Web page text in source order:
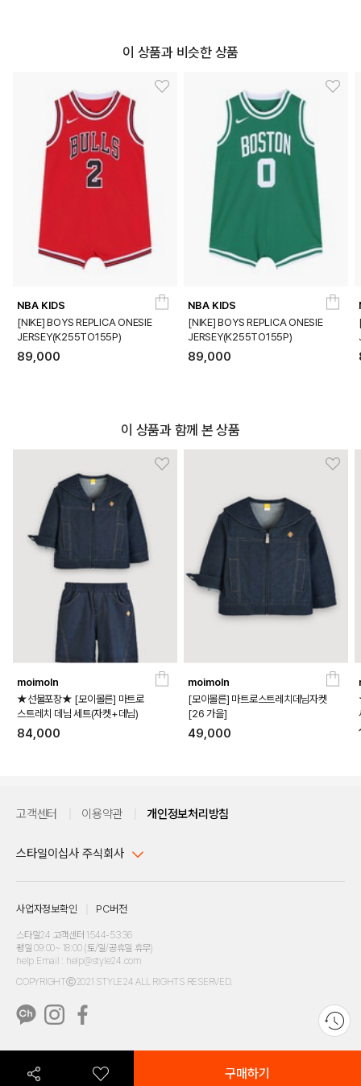
이 상품과 비슷한 상품
NBA KIDS
[NIKE] BOYS REPLICA ONESIE
JERSEY(K255TO155P)
89,000
NBA KIDS
[NIKE] BOYS REPLICA ONESIE
JERSEY(K255TO155P)
89,000
이 상품과 함께 본 상품
moimoln
★선물포장★ [모이몰른] 마트로
스트레치 데님 세트(자켓+데님)
84,000
moimoln
[모이몰른] 마트로스트레치데님자켓
[26 가을]
49,000
구매하기
고객센터 이용약관 개인정보처리방침
스타일이십사 주식회사
주소 : 서울시 강남구 논현로 633, 6층 (논현동, 한세엠케이빌딩)
사업자등록번호 : 116-81-32499
통신판매업신고번호 : 제 2024-서울강남-04239
개인정보보호책임자 : 배기영
고객센터 1544-5336(평일 09:00~ 18:00 토/일/공휴일 휴무)
사업자정보확인 PC버전
스타일24 고객센터 1544-5336
평일 09:00~ 18:00 (토/일/공휴일 휴무)
help Email : help@style24.com
COPYRIGHTⓒ2021 STYLE24 ALL RIGHTS RESERVED.